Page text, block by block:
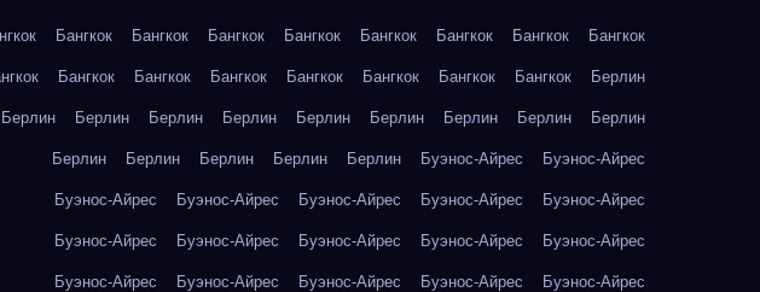
Бангкок Бангкок Бангкок Бангкок Бангкок Бангкок Бангкок Бангкок
Бангкок Бангкок Бангкок Бангкок Бангкок Бангкок Бангкок Берлин
Берлин Берлин Берлин Берлин Берлин Берлин Берлин Берлин Берлин
Берлин Берлин Берлин Берлин Берлин Буэнос-Айрес Буэнос-Айрес
Буэнос-Айрес Буэнос-Айрес Буэнос-Айрес Буэнос-Айрес Буэнос-Айрес
Буэнос-Айрес Буэнос-Айрес Буэнос-Айрес Буэнос-Айрес Буэнос-Айрес
Буэнос-Айрес Буэнос-Айрес Буэнос-Айрес Буэнос-Айрес Буэнос-Айрес